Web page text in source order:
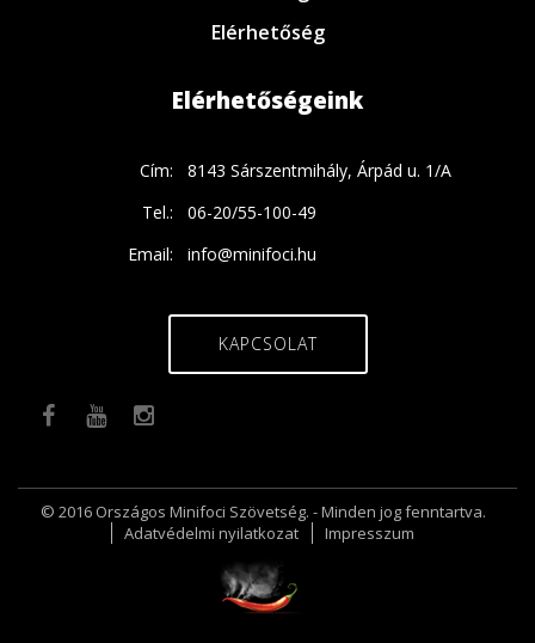
Elérhetőség
Elérhetőségeink
Cím:
8143 Sárszentmihály, Árpád u. 1/A
Tel.:
06-20/55-100-49
Email:
info@minifoci.hu
KAPCSOLAT
© 2016 Országos Minifoci Szövetség. - Minden jog fenntartva.
Adatvédelmi nyilatkozat
Impresszum